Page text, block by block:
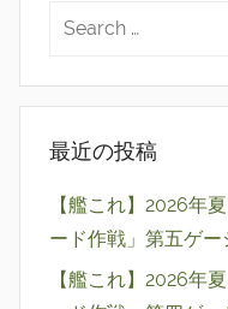
ー
ジ最近の投稿
【艦これ】2026年
ード作戦」第五ゲー
【艦これ】2026年